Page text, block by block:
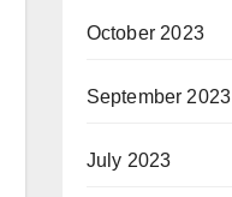
October 2023
September 2023
July 2023